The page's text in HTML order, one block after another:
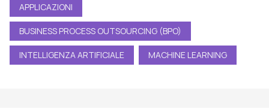
APPLICAZIONI
BUSINESS PROCESS OUTSOURCING (BPO)
INTELLIGENZA ARTIFICIALE MACHINE LEARNING